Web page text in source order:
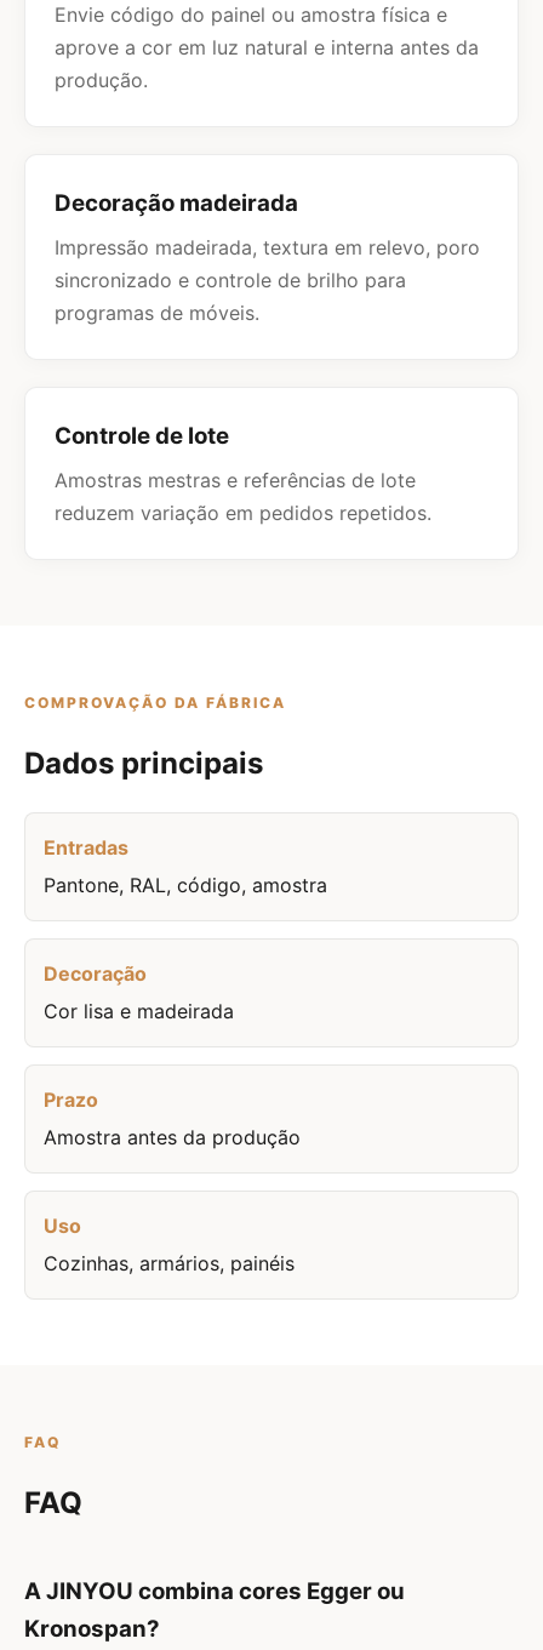
Envie código do painel ou amostra física e
aprove a cor em luz natural e interna antes da
produção.
Decoração madeirada
Impressão madeirada, textura em relevo, poro
sincronizado e controle de brilho para
programas de móveis.
Controle de lote
Amostras mestras e referências de lote
reduzem variação em pedidos repetidos.
COMPROVAÇÃO DA FÁBRICA
Dados principais
Entradas
Pantone, RAL, código, amostra
Decoração
Cor lisa e madeirada
Prazo
Amostra antes da produção
Uso
Cozinhas, armários, painéis
FAQ
FAQ
A JINYOU combina cores Egger ou
Kronospan?